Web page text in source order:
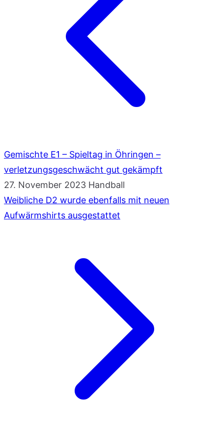
Gemischte E1 – Spieltag in Öhringen –
verletzungsgeschwächt gut gekämpft
27. November 2023 Handball
Weibliche D2 wurde ebenfalls mit neuen
Aufwärmshirts ausgestattet